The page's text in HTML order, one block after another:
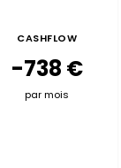
CASHFLOW
-738 €
par mois